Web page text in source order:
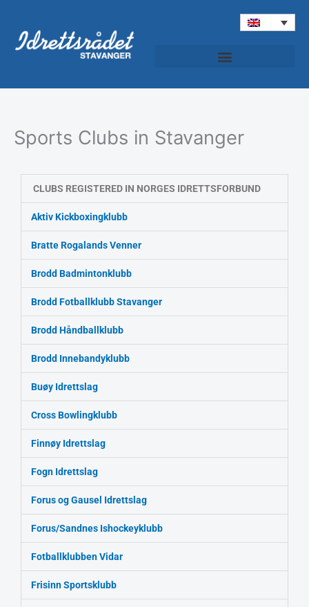
content
Sports Clubs in Stavanger
CLUBS REGISTERED IN NORGES IDRETTSFORBUND
Aktiv Kickboxingklubb
Bratte Rogalands Venner
Brodd Badmintonklubb
Brodd Fotballklubb Stavanger
Brodd Håndballklubb
Brodd Innebandyklubb
Buøy Idrettslag
Cross Bowlingklubb
Finnøy Idrettslag
Fogn Idrettslag
Forus og Gausel Idrettslag
Forus/Sandnes Ishockeyklubb
Fotballklubben Vidar
Frisinn Sportsklubb